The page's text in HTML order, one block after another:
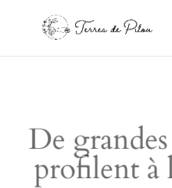
De grandes
profilent à